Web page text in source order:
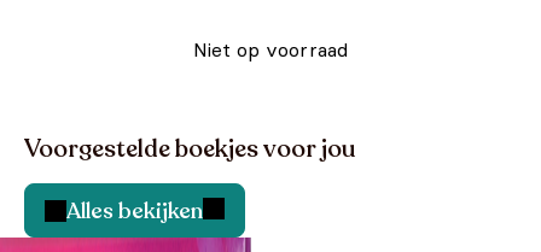
Niet op voorraad
Voorgestelde boekjes voor jou
Alles bekijken